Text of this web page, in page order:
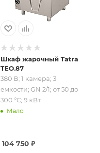
Шкаф жарочный Tatra
TEO.87
380 В; 1 камера; 3
емкости; GN 2/1; от 50 до
300 °С; 9 кВт
Мало
104 750 ₽